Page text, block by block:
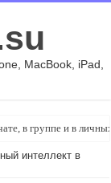
MacBook, iPad,
в группе и в
интеллект в